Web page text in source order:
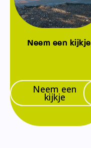
Neem een kijkje
Neem een
kijkje